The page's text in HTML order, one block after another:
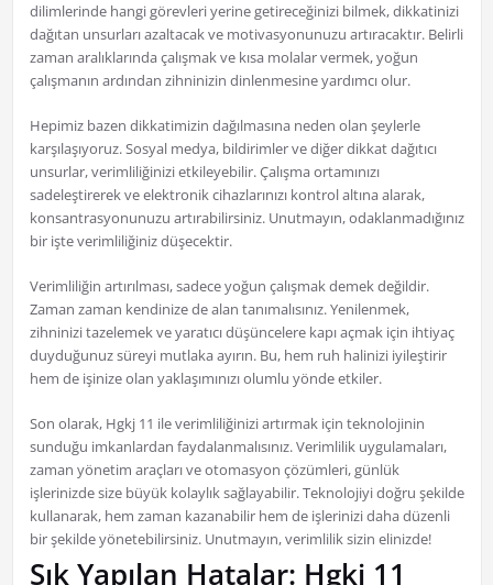
dilimlerinde hangi görevleri yerine getireceğinizi bilmek, dikkatinizi
dağıtan unsurları azaltacak ve motivasyonunuzu artıracaktır. Belirli
zaman aralıklarında çalışmak ve kısa molalar vermek, yoğun
çalışmanın ardından zihninizin dinlenmesine yardımcı olur.
Hepimiz bazen dikkatimizin dağılmasına neden olan şeylerle
karşılaşıyoruz. Sosyal medya, bildirimler ve diğer dikkat dağıtıcı
unsurlar, verimliliğinizi etkileyebilir. Çalışma ortamınızı
sadeleştirerek ve elektronik cihazlarınızı kontrol altına alarak,
konsantrasyonunuzu artırabilirsiniz. Unutmayın, odaklanmadığınız
bir işte verimliliğiniz düşecektir.
Verimliliğin artırılması, sadece yoğun çalışmak demek değildir.
Zaman zaman kendinize de alan tanımalısınız. Yenilenmek,
zihninizi tazelemek ve yaratıcı düşüncelere kapı açmak için ihtiyaç
duyduğunuz süreyi mutlaka ayırın. Bu, hem ruh halinizi iyileştirir
hem de işinize olan yaklaşımınızı olumlu yönde etkiler.
Son olarak, Hgkj 11 ile verimliliğinizi artırmak için teknolojinin
sunduğu imkanlardan faydalanmalısınız. Verimlilik uygulamaları,
zaman yönetim araçları ve otomasyon çözümleri, günlük
işlerinizde size büyük kolaylık sağlayabilir. Teknolojiyi doğru şekilde
kullanarak, hem zaman kazanabilir hem de işlerinizi daha düzenli
bir şekilde yönetebilirsiniz. Unutmayın, verimlilik sizin elinizde!
Sık Yapılan Hatalar: Hgkj 11